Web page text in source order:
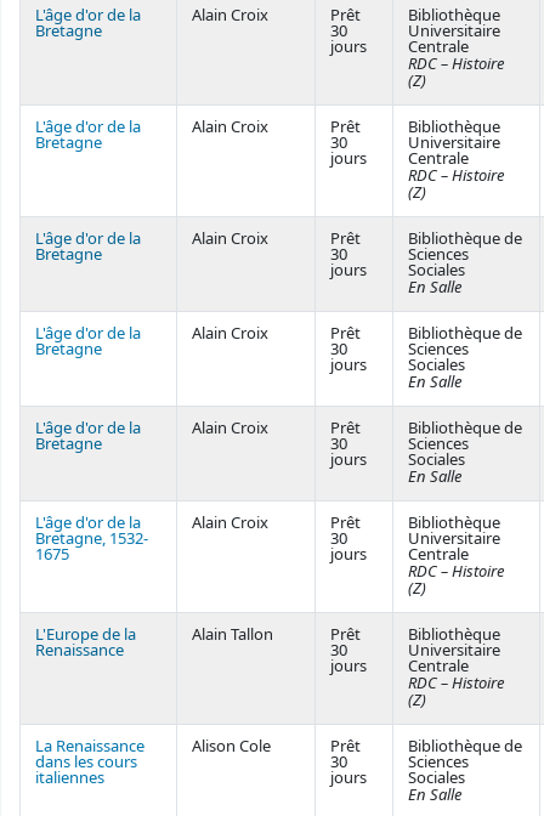
L'âge d'or de la
Bretagne
Alain Croix Prêt
30
jours
Bibliothèque
Universitaire
Centrale
RDC – Histoire
(Z)
L'âge d'or de la
Bretagne
Alain Croix Prêt
30
jours
Bibliothèque
Universitaire
Centrale
RDC – Histoire
(Z)
L'âge d'or de la
Bretagne
Alain Croix Prêt
30
jours
Bibliothèque de
Sciences
Sociales
En Salle
L'âge d'or de la
Bretagne
Alain Croix Prêt
30
jours
Bibliothèque de
Sciences
Sociales
En Salle
L'âge d'or de la
Bretagne
Alain Croix Prêt
30
jours
Bibliothèque de
Sciences
Sociales
En Salle
L'âge d'or de la
Bretagne, 1532-
1675
Alain Croix Prêt
30
jours
Bibliothèque
Universitaire
Centrale
RDC – Histoire
(Z)
L'Europe de la
Renaissance
Alain Tallon Prêt
30
jours
Bibliothèque
Universitaire
Centrale
RDC – Histoire
(Z)
La Renaissance
dans les cours
italiennes
Alison Cole Prêt
30
jours
Bibliothèque de
Sciences
Sociales
En Salle